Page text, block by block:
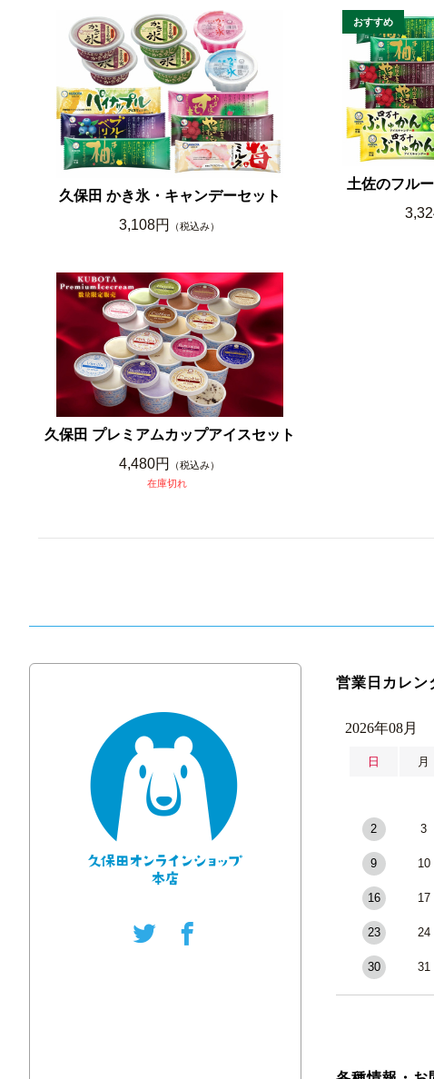
久保田 かき氷・キャンデーセット
3,108円
（税込み）
土佐のフル
久保田 プレミアムカップアイスセット
4,480円
（税込み）
在庫切れ
営業日カレン
2026年08月
日 月
2 3
9 10
16 17
23 24
30 31